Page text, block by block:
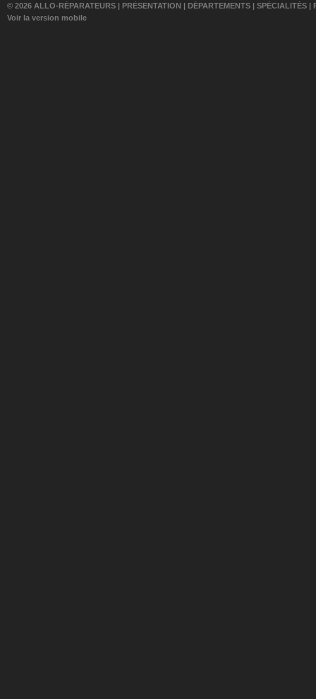
© 2026 ALLO-RÉPARATEURS | PRÉSENTATION | DÉPARTEMENTS | SPÉCIALITÉS |
Voir la version mobile